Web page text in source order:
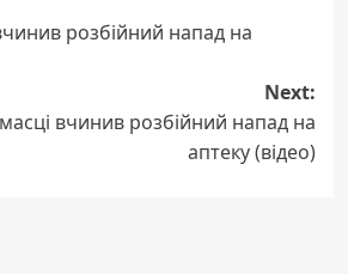
розбійний напад на
Next:
вчинив розбійний напад на
аптеку (відео)